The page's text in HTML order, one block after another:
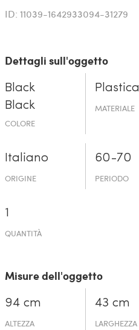
ID: 11039-1642933094-31279
Dettagli sull'oggetto
Black
Black
COLORE
Plastica
MATERIALE
Italiano
ORIGINE
60-70
PERIODO
1
QUANTITÀ
Misure dell'oggetto
94 cm
ALTEZZA
43 cm
LARGHEZZA